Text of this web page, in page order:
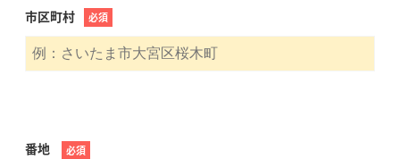
市区町村 必須
番地 必須